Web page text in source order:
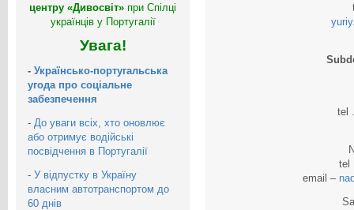
центру «Дивосвіт» при Спілці
українців у Португалії
Увага!
- Українсько-португальська
угода про соціальне
забезпечення
- До уваги всіх, хто оновлює
або отримує водійські
посвідчення в Португалії
- У відпустку в Україну
власним автотранспортом до
60 днів
tel
tel
email –